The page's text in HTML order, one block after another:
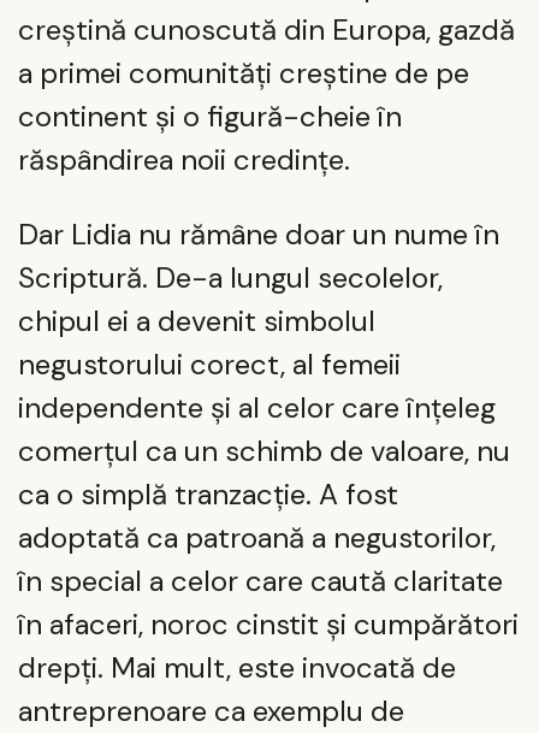
creștină cunoscută din Europa, gazdă
a primei comunități creștine de pe
continent și o figură-cheie în
răspândirea noii credințe.
Dar Lidia nu rămâne doar un nume în
Scriptură. De-a lungul secolelor,
chipul ei a devenit simbolul
negustorului corect, al femeii
independente și al celor care înțeleg
comerțul ca un schimb de valoare, nu
ca o simplă tranzacție. A fost
adoptată ca patroană a negustorilor,
în special a celor care caută claritate
în afaceri, noroc cinstit și cumpărători
drepți. Mai mult, este invocată de
antreprenoare ca exemplu de